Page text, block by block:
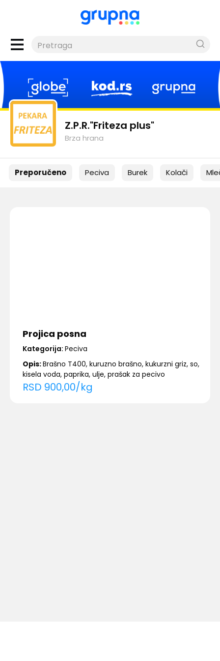
Z.P.R."Friteza plus"
Brza hrana
Preporučeno Peciva Burek Kolači
Projica posna
Kategorija: Peciva
Opis:Brašno T400, kuruzno brašno, kukurzni griz, so,
kisela voda, paprika, ulje, prašak za pecivo
RSD 900,00/kg